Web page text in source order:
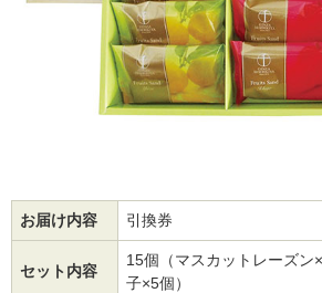
お届け内容 引換券
セット内容
15個（マスカットレーズン
子×5個）